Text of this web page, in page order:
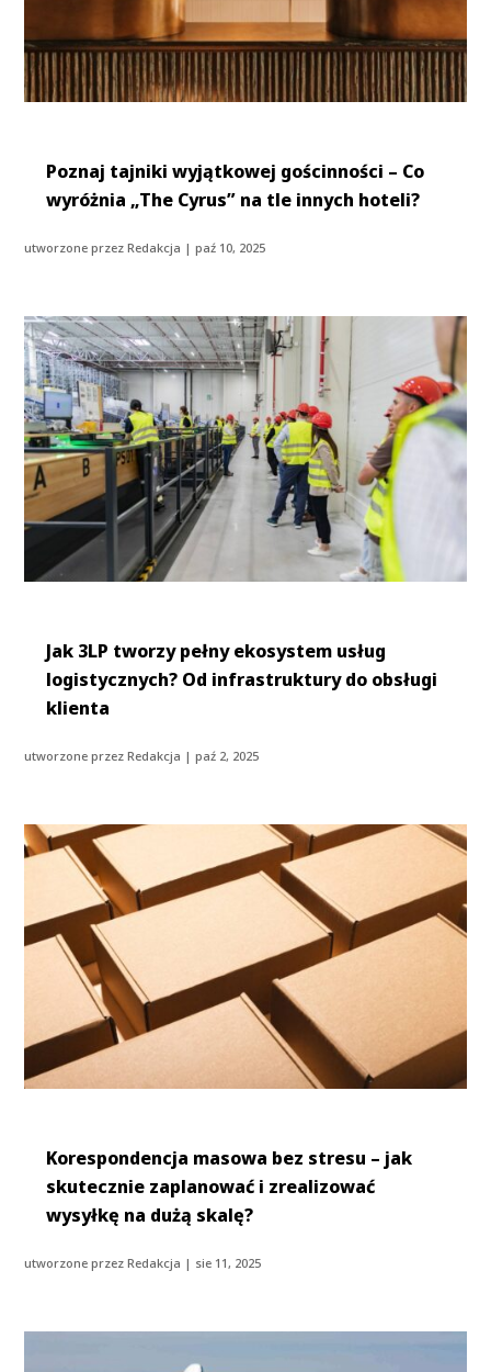
Poznaj tajniki wyjątkowej gościnności – Co
wyróżnia „The Cyrus” na tle innych hoteli?
utworzone przezRedakcja |paź 10, 2025
Jak 3LP tworzy pełny ekosystem usług
logistycznych? Od infrastruktury do obsługi
klienta
utworzone przezRedakcja |paź 2, 2025
Korespondencja masowa bez stresu – jak
skutecznie zaplanować i zrealizować
wysyłkę na dużą skalę?
utworzone przezRedakcja | sie 11, 2025